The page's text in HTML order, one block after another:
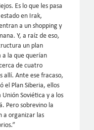
Es lo que les pasa
en Irak,
a un shopping y
Y, a raíz de eso,
un plan
a la que querían
de cuatro
allí. Ante ese fracaso,
el Plan Siberia, ellos
Soviética y a los
Pero sobrevino la
a organizar las